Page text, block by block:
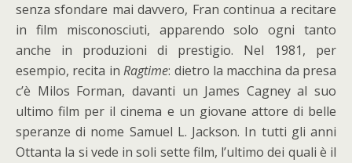
senza sfondare mai davvero, Fran continua a recitare
in film misconosciuti, apparendo solo ogni tanto
anche in produzioni di prestigio. Nel 1981, per
esempio, recita inRagtime: dietro la macchina da presa
c’è Milos Forman, davanti un James Cagney al suo
ultimo film per il cinema e un giovane attore di belle
speranze di nome Samuel L. Jackson. In tutti gli anni
Ottanta la si vede in soli sette film, l’ultimo dei quali è il